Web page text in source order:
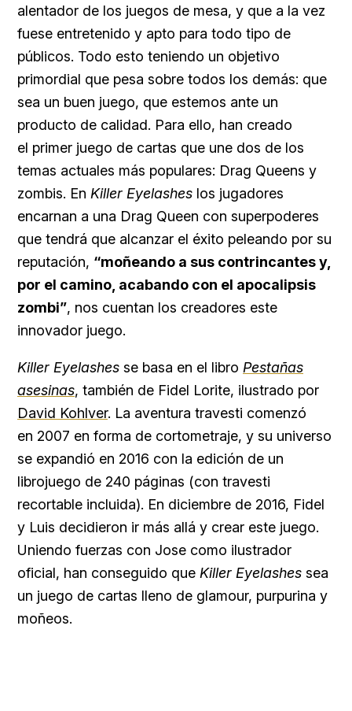
alentador de los juegos de mesa, y que a la vez
fuese entretenido y apto para todo tipo de
públicos. Todo esto teniendo un objetivo
primordial que pesa sobre todos los demás: que
sea un buen juego, que estemos ante un
producto de calidad. Para ello, han creado
el primer juego de cartas que une dos de los
temas actuales más populares: Drag Queens y
zombis. En Killer Eyelashes los jugadores
encarnan a una Drag Queen con superpoderes
que tendrá que alcanzar el éxito peleando por su
reputación, “moñeando a sus contrincantes y,
por el camino, acabando con el apocalipsis
zombi”, nos cuentan los creadores este
innovador juego.
Killer Eyelashes se basa en el libro Pestañas
asesinas, también de Fidel Lorite, ilustrado por
David Kohlver. La aventura travesti comenzó
en 2007 en forma de cortometraje, y su universo
se expandió en 2016 con la edición de un
librojuego de 240 páginas (con travesti
recortable incluida). En diciembre de 2016, Fidel
y Luis decidieron ir más allá y crear este juego.
Uniendo fuerzas con Jose como ilustrador
oficial, han conseguido que Killer Eyelashes sea
un juego de cartas lleno de glamour, purpurina y
moñeos.